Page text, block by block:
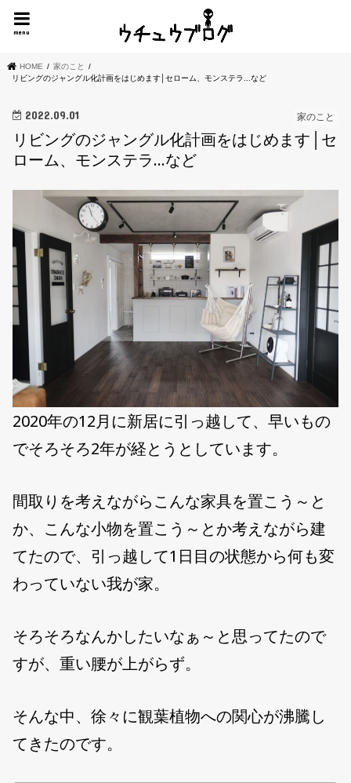
menu
HOME
家のこと
リビングのジャングル化計画をはじめます│セローム、モンステラ...など
家のこと
2022.09.01
リビングのジャングル化計画をはじめます│セ
ローム、モンステラ…など
2020年の12月に新居に引っ越して、早いもの
でそろそろ2年が経とうとしています。
間取りを考えながらこんな家具を置こう～と
か、こんな小物を置こう～とか考えながら建
てたので、引っ越して1日目の状態から何も変
わっていない我が家。
そろそろなんかしたいなぁ～と思ってたので
すが、重い腰が上がらず。
そんな中、徐々に観葉植物への関心が沸騰し
てきたのです。